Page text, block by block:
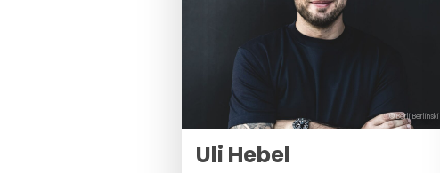
© Berli Berlinski
Uli Hebel